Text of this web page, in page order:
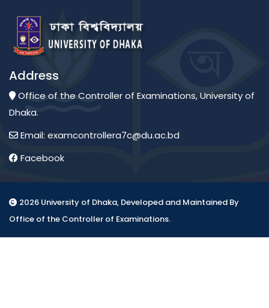
Address
Office of the Controller of Examinations, University of
Dhaka.
Email: examcontrollera7c@du.ac.bd
Facebook
2026 University of Dhaka, Developed and Maintained By
Office of the Controller of Examinations.